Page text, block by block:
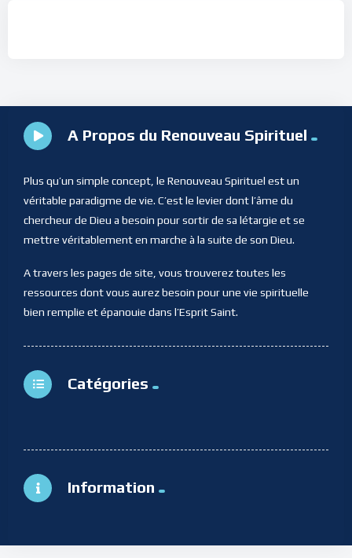
A Propos du Renouveau Spirituel
Plus qu’un simple concept, le Renouveau Spirituel est un
véritable paradigme de vie. C’est le levier dont l’âme du
chercheur de Dieu a besoin pour sortir de sa létargie et se
mettre véritablement en marche à la suite de son Dieu.
A travers les pages de site, vous trouverez toutes les
ressources dont vous aurez besoin pour une vie spirituelle
bien remplie et épanouie dans l’Esprit Saint.
Catégories
Information